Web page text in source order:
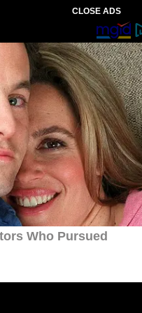
CLOSE ADS